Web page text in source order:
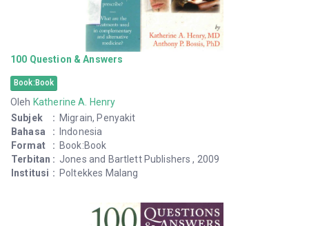
100 Question & Answers
Book:Book
Oleh Katherine A. Henry
Subjek
: Migrain, Penyakit
Bahasa
:
Indonesia
Format
: Book:Book
Terbitan : Jones and Bartlett Publishers , 2009
Institusi : Poltekkes Malang